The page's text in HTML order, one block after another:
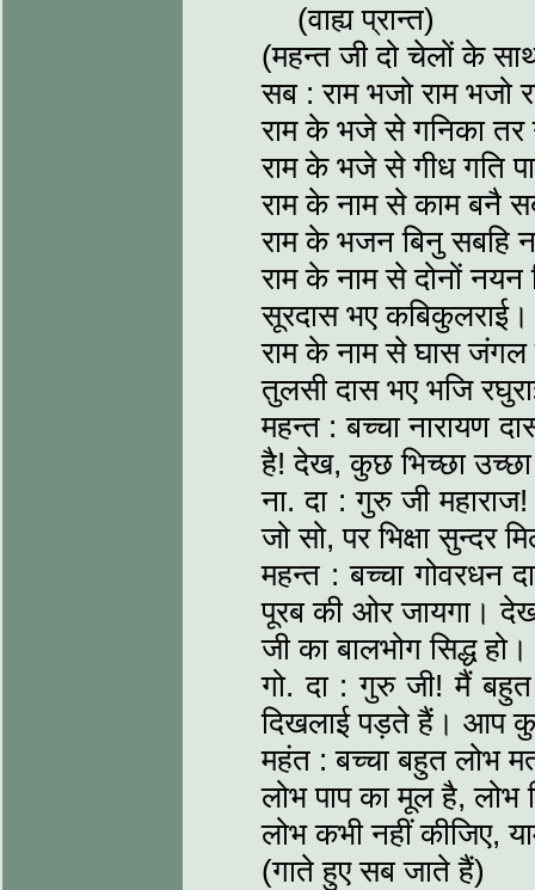
(वाह्य प्रान्त)
(महन्त जी दो चेलों के
सब : राम भजो राम भजो
राम के भजे से गनिका तर
राम के भजे से गीध गति
राम के नाम से काम बनै
राम के भजन बिनु सबहि
राम के नाम से दोनों नयन
सूरदास भए कबिकुलराई।
राम के नाम से घास जंगल
तुलसी दास भए भजि
महन्त : बच्चा नारायण
है! देख, कुछ भिच्छा
ना. दा : गुरु जी
जो सो, पर भिक्षा सुन्दर
महन्त : बच्चा गोवरधन
पूरब की ओर जायगा।
जी का बालभोग सिद्ध हो।
गो. दा : गुरु जी! मैं बहुत
दिखलाई पड़ते हैं। आप
महंत : बच्चा बहुत लोभ
लोभ पाप का मूल है, लोभ
लोभ कभी नहीं कीजिए,
(गाते हुए सब जाते हैं)